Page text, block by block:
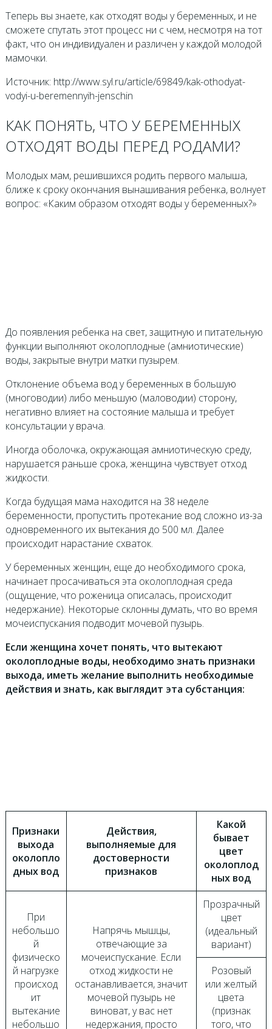
Теперь вы знаете, как отходят воды у беременных, и не
сможете спутать этот процесс ни с чем, несмотря на тот
факт, что он индивидуален и различен у каждой молодой
мамочки.
Источник: http://www.syl.ru/article/69849/kak-othodyat-
vodyi-u-beremennyih-jenschin
КАК ПОНЯТЬ, ЧТО У БЕРЕМЕННЫХ
ОТХОДЯТ ВОДЫ ПЕРЕД РОДАМИ?
Молодых мам, решившихся родить первого малыша,
ближе к сроку окончания вынашивания ребенка, волнует
вопрос: «Каким образом отходят воды у беременных?»
До появления ребенка на свет, защитную и питательную
функции выполняют околоплодные (амниотические)
воды, закрытые внутри матки пузырем.
Отклонение объема вод у беременных в большую
(многоводии) либо меньшую (маловодии) сторону,
негативно влияет на состояние малыша и требует
консультации у врача.
Иногда оболочка, окружающая амниотическую среду,
нарушается раньше срока, женщина чувствует отход
жидкости.
Когда будущая мама находится на 38 неделе
беременности, пропустить протекание вод сложно из-за
одновременного их вытекания до 500 мл. Далее
происходит нарастание схваток.
У беременных женщин, еще до необходимого срока,
начинает просачиваться эта околоплодная среда
(ощущение, что роженица описалась, происходит
недержание). Некоторые склонны думать, что во время
мочеиспускания подводит мочевой пузырь.
Если женщина хочет понять, что вытекают
околоплодные воды, необходимо знать признаки
выхода, иметь желание выполнить необходимые
действия и знать, как выглядит эта субстанция:
Признаки
выхода
околопло
дных вод
Действия,
выполняемые для
достоверности
признаков
Какой
бывает
цвет
околоплод
ных вод
При
небольшо
й
физическо
й нагрузке
происход
ит
вытекание
небольшо
Напрячь мышцы,
отвечающие за
мочеиспускание. Если
отход жидкости не
останавливается, значит
мочевой пузырь не
виноват, у вас нет
недержания, просто
Прозрачный
цвет
(идеальный
вариант)
Розовый
или желтый
цвета
(признак
того, что